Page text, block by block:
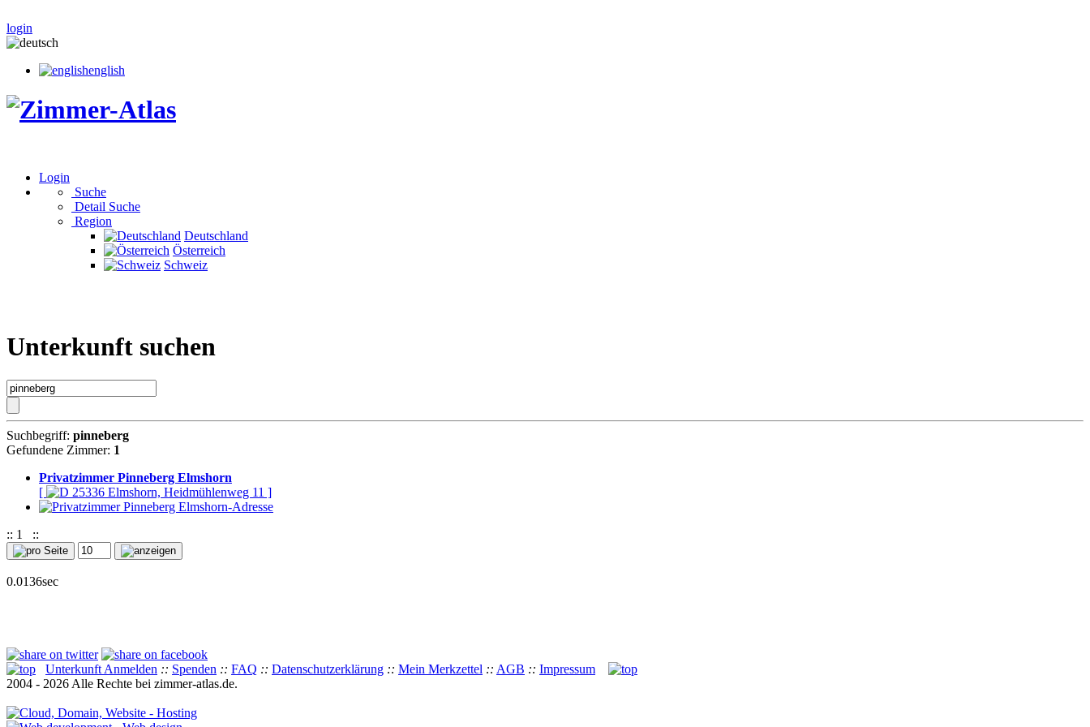
login
english
Login
Suche
Detail Suche
Region
Deutschland
Österreich
Schweiz
Unterkunft suchen
Suchbegriff: pinneberg
Gefundene Zimmer: 1
Privatzimmer Pinneberg Elmshorn
[
25336 Elmshorn, Heidmühlenweg 11 ]
:: 1 ::
0.0136sec
Unterkunft Anmelden :: Spenden :: FAQ :: Datenschutzerklärung :: Mein Merkzettel :: AGB :: Impressum
2004 - 2026 Alle Rechte bei zimmer-atlas.de.